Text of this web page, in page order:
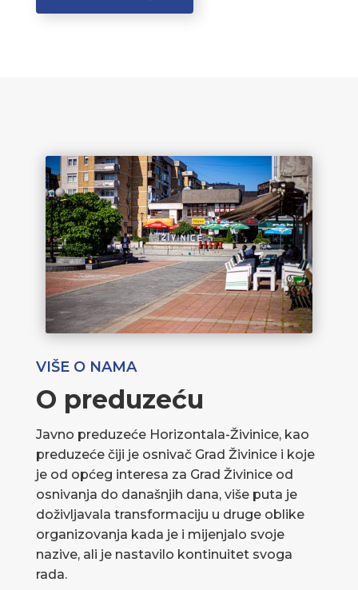
VIŠE O NAMA
O preduzeću
Javno preduzeće Horizontala-Živinice, kao
preduzeće čiji je osnivač Grad Živinice i koje
je od općeg interesa za Grad Živinice od
osnivanja do današnjih dana, više puta je
doživljavala transformaciju u druge oblike
organizovanja kada je i mijenjalo svoje
nazive, ali je nastavilo kontinuitet svoga
rada.